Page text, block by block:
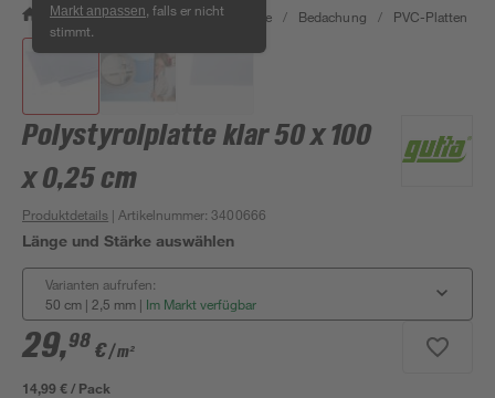
Markt anpassen , falls er nicht
stimmt.
/ Bauen & Renovieren / Baustoffe / Bedachung / PVC-Platten
Polystyrolplatte klar 50 x 100
x 0,25 cm
Produktdetails | Artikelnummer:3400666
Länge und Stärke auswählen
Varianten aufrufen:
50 cm | 2,5 mm | Im Markt verfügbar
29,98 €/ m²
14,99 € / Pack